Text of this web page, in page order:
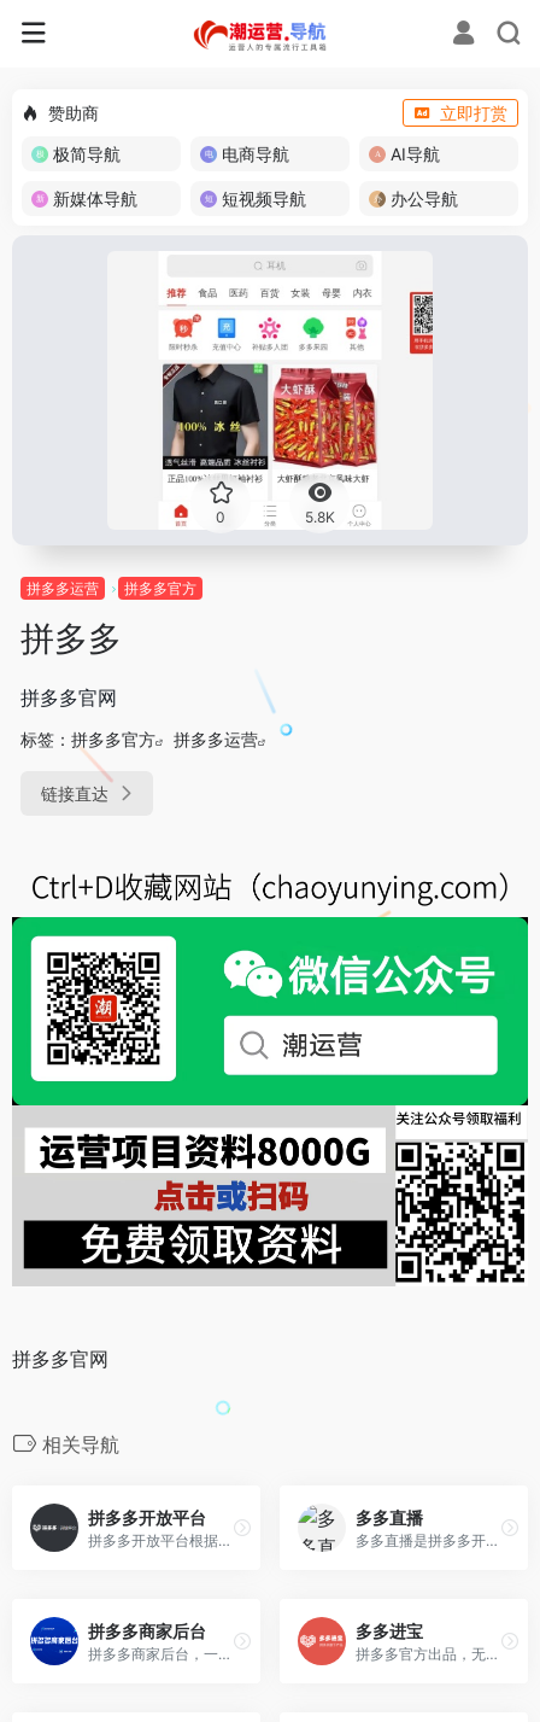
赞助商
立即打赏
极简导航
电商导航 AI导航
新媒体导航 短视频导航 办公导航
0 5.8K
拼多多运营 拼多多官方
拼多多
拼多多官网
标签： 拼多多官方 拼多多运营
链接直达
拼多多官网
相关导航
拼多多开放平台
拼多多开放平台根据不同的资质类型赋予不同的开放能力，目前有6种可认证角色类型可选，同账号下可同时认证多重角色，无需重复创建
多多直播
多多直播是拼多多开放给有带货能力或潜力的合作方的营销工具，以提升合作方用户粘性和流量转化效率。
拼多多商家后台
拼多多商家后台，一站式店铺管理工作台，0元开店坐享流量红利，高效店铺工具轻松上手，与百万卖家交流经营心得
多多进宝
拼多多官方出品，无分级、无躺赚，官方直接让利多多客~